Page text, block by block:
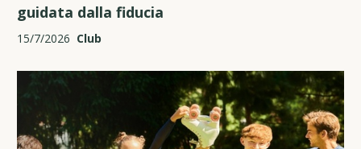
guidata dalla fiducia
15/7/2026 Club